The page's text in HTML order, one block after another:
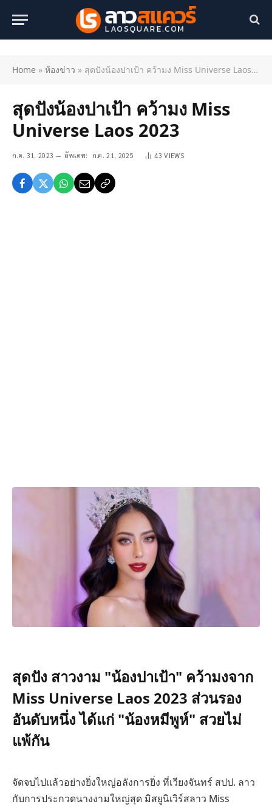
Home » ห้องข่าว » สุดปังน้องปาเป้า คว้ามง Miss Universe Laos 2023
สุดปังน้องปาเป้า คว้ามง Miss
Universe Laos 2023
ก.ค. 31, 2023 อัพเดท: ก.ค. 21, 2025 43VIEWS
สุดปัง สาวงาม "น้องปาเป้า" คว้ามงจาก
Miss Universe Laos 2023 ส่วนรอง
อันดับหนึ่ง ได้แก่ "น้องหมีพูห์" สวยไม่
แพ้กัน
จัดจบไปแล้วอย่างยิ่งใหญ่อลังการยิ่ง ที่เวียงจันทร์ สปป. ลาว
กับการประกวดนางงามใหญ่สุด มิสยูนิเวิร์สลาว Miss